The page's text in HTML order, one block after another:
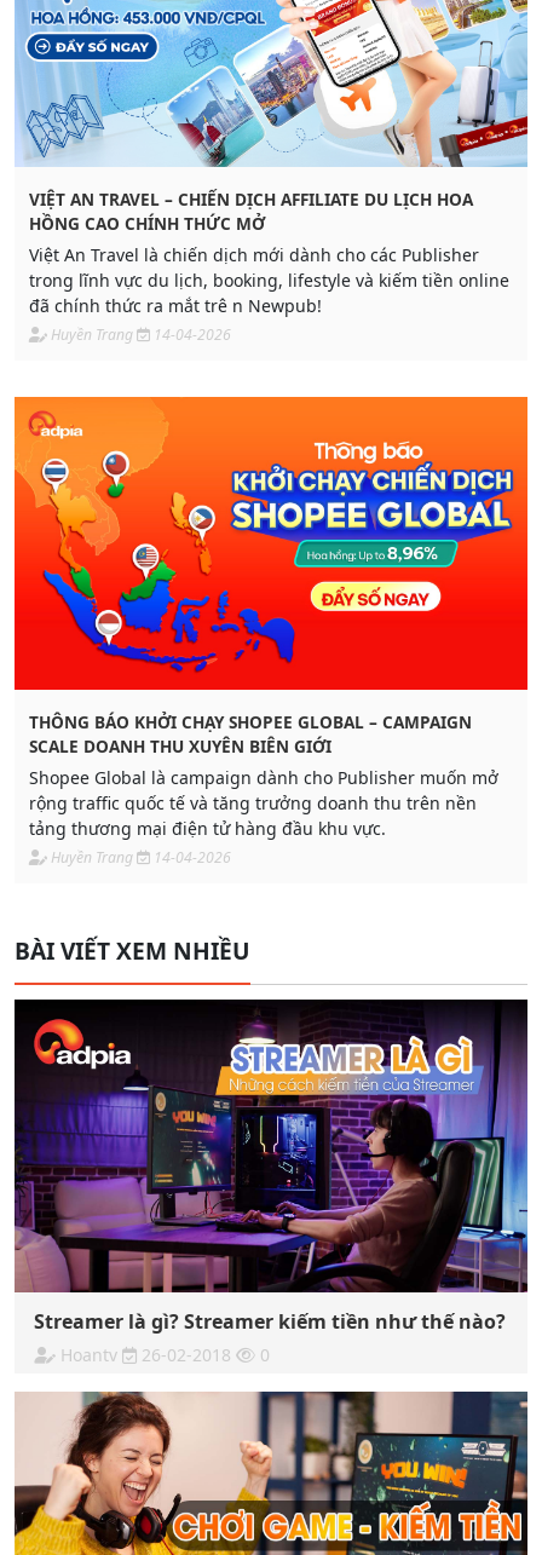
VIỆT AN TRAVEL – CHIẾN DỊCH AFFILIATE DU LỊCH HOA
HỒNG CAO CHÍNH THỨC MỞ
Việt An Travel là chiến dịch mới dành cho các Publisher
trong lĩnh vực du lịch, booking, lifestyle và kiếm tiền online
đã chính thức ra mắt trê n Newpub!
Huyền Trang 14-04-2026
THÔNG BÁO KHỞI CHẠY SHOPEE GLOBAL – CAMPAIGN
SCALE DOANH THU XUYÊN BIÊN GIỚI
Shopee Global là campaign dành cho Publisher muốn mở
rộng traffic quốc tế và tăng trưởng doanh thu trên nền
tảng thương mại điện tử hàng đầu khu vực.
Huyền Trang 14-04-2026
BÀI VIẾT XEM NHIỀU
Streamer là gì? Streamer kiếm tiền như thế nào?
Hoantv 26-02-2018 0